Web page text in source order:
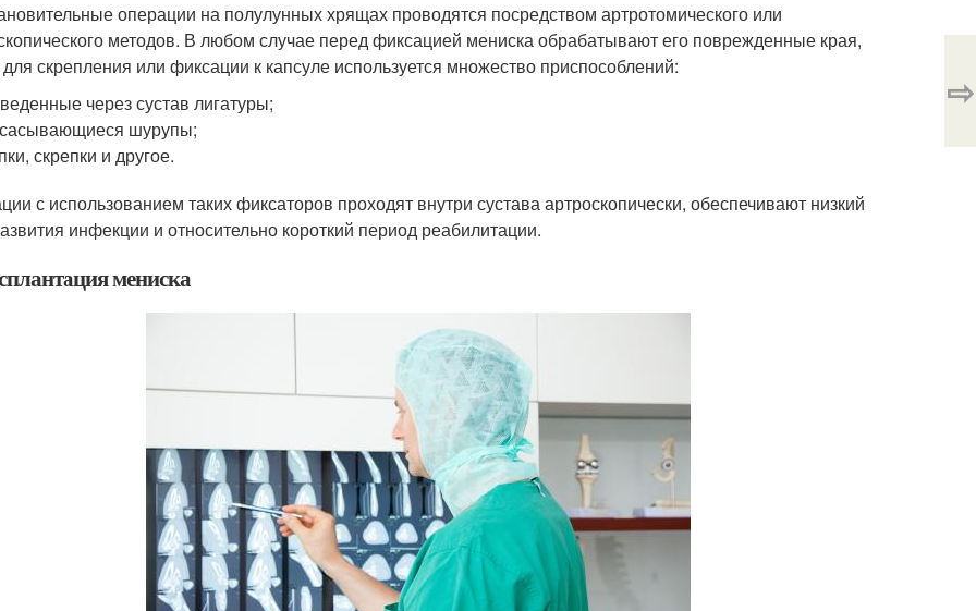
операции на полулунных хрящах проводятся посредством артротомического или
методов. В любом случае перед фиксацией мениска обрабатывают его поврежденные края,
скрепления или фиксации к капсуле используется множество приспособлений:
через сустав лигатуры;
шурупы;
скрепки и другое.
с использованием таких фиксаторов проходят внутри сустава артроскопически, обеспечивают низкий
инфекции и относительно короткий период реабилитации.
мениска
⇨